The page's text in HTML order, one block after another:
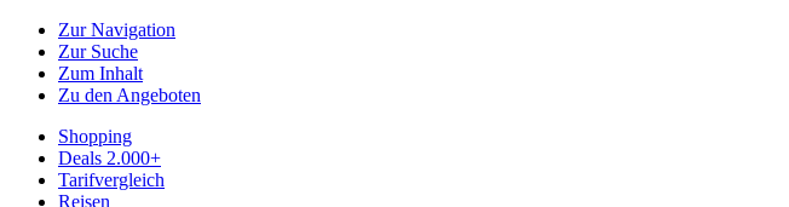
Zur Navigation
Zur Suche
Zum Inhalt
Zu den Angeboten
Shopping
Deals 2.000+
Tarifvergleich
Reisen